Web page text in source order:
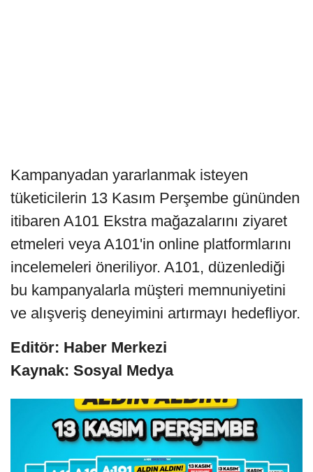
Kampanyadan yararlanmak isteyen
tüketicilerin 13 Kasım Perşembe gününden
itibaren A101 Ekstra mağazalarını ziyaret
etmeleri veya A101'in online platformlarını
incelemeleri öneriliyor. A101, düzenlediği
bu kampanyalarla müşteri memnuniyetini
ve alışveriş deneyimini artırmayı hedefliyor.
Editör: Haber Merkezi
Kaynak: Sosyal Medya